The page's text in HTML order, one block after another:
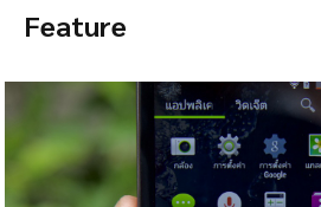
Feature